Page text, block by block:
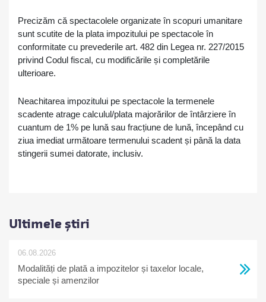
Precizăm că spectacolele organizate în scopuri umanitare
sunt scutite de la plata impozitului pe spectacole în
conformitate cu prevederile art. 482 din Legea nr. 227/2015
privind Codul fiscal, cu modificările și completările
ulterioare.
Neachitarea impozitului pe spectacole la termenele
scadente atrage calculul/plata majorărilor de întârziere în
cuantum de 1% pe lună sau fracțiune de lună, începând cu
ziua imediat următoare termenului scadent și până la data
stingerii sumei datorate, inclusiv.
Ultimele știri
06.08.2026
Modalități de plată a impozitelor și taxelor locale,
speciale și amenzilor